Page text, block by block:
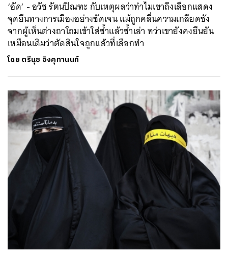
‘อัด’ - อวัช รัตนปิณฑะ กับเหตุผลว่าทำไมเขาถึงเลือกแสดง
จุดยืนทางการเมืองอย่างชัดเจน แม้ถูกคลื่นความเกลียดชัง
จากผู้เห็นต่างถาโถมเข้าใส่ซ้ำแล้วซ้ำเล่า ทว่าเขายังคงยืนยัน
เหมือนเดิมว่าตัดสินใจถูกแล้วที่เลือกทำ
โดย ตรีนุช อิงคุทานนท์